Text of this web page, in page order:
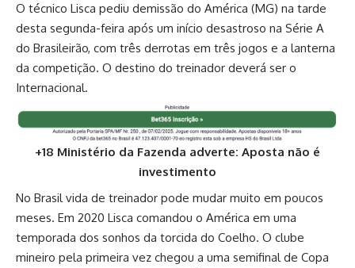
O técnico Lisca pediu demissão do América (MG) na tarde
desta segunda-feira após um início desastroso na Série A
do Brasileirão, com três derrotas em três jogos e a lanterna
da competição. O destino do treinador deverá ser o
Internacional.
+18 Ministério da Fazenda adverte: Aposta não é
investimento
No Brasil vida de treinador pode mudar muito em poucos
meses. Em 2020 Lisca comandou o América em uma
temporada dos sonhos da torcida do Coelho. O clube
mineiro pela primeira vez chegou a uma semifinal de Copa